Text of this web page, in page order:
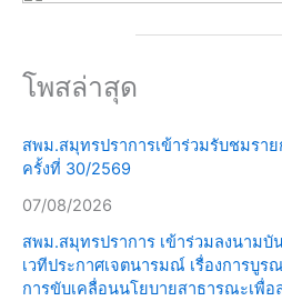
โพสล่าสุด
สพม.สมุทรปราการเข้าร่วมรับชมราย
ครั้งที่ 30/2569
07/08/2026
สพม.สมุทรปราการ เข้าร่วมลงนาม
เวทีประกาศเจตนารมณ์ เรื่องการบู
การขับเคลื่อนนโยบายสาธารณะเพื่อ